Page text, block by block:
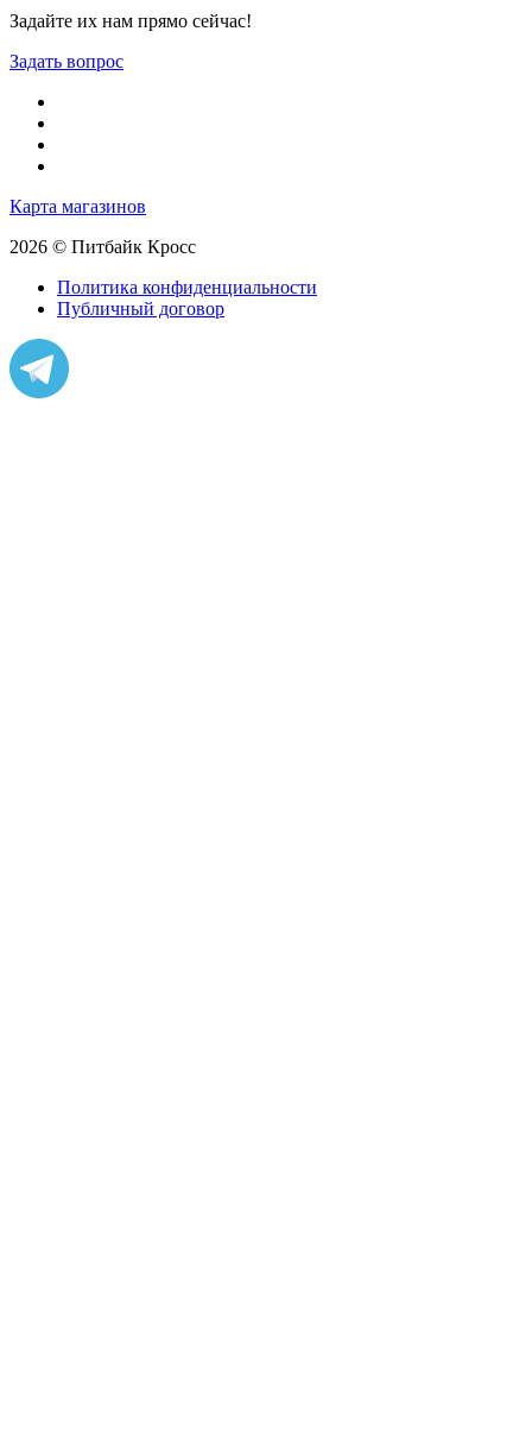
Задайте их нам прямо сейчас!
Задать вопрос
Карта магазинов
2026 © Питбайк Кросс
Политика конфиденциальности
Публичный договор